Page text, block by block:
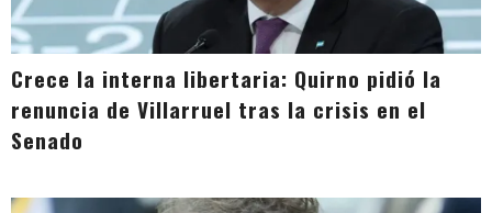
Crece la interna libertaria: Quirno pidió la
renuncia de Villarruel tras la crisis en el
Senado